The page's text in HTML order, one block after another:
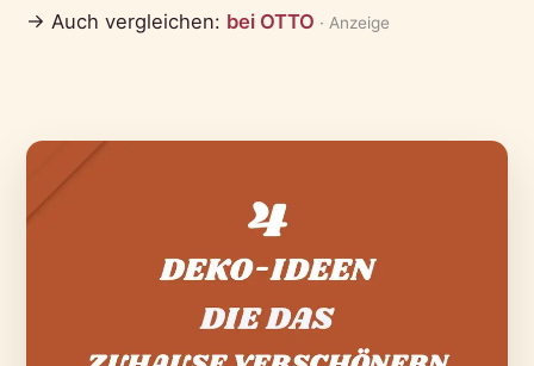
→ Auch vergleichen: bei OTTO · Anzeige